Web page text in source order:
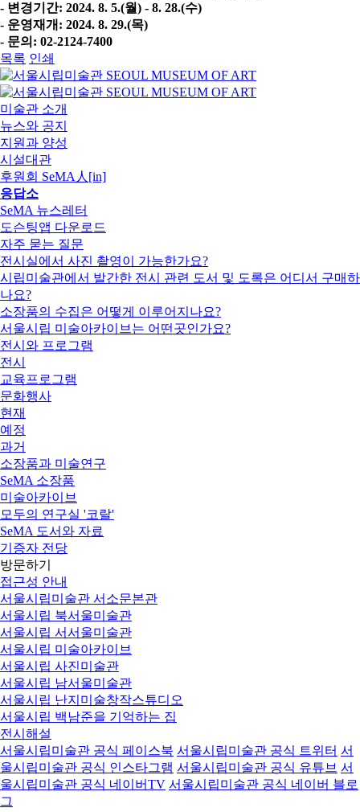
- 변경기간: 2024. 8. 5.(월) - 8. 28.(수)
- 운영재개: 2024. 8. 29.(목)
- 문의: 02-2124-7400
목록 인쇄
미술관 소개
뉴스와 공지
지원과 양성
시설대관
후원회 SeMA人[in]
응답소
SeMA 뉴스레터
도슨팅앱 다운로드
자주 묻는 질문
전시실에서 사진 촬영이 가능한가요?
시립미술관에서 발간한 전시 관련 도서 및 도록은 어디서 구매하
나요?
소장품의 수집은 어떻게 이루어지나요?
서울시립 미술아카이브는 어떤곳인가요?
전시와 프로그램
전시
교육프로그램
문화행사
현재
예정
과거
소장품과 미술연구
SeMA 소장품
미술아카이브
모두의 연구실 '코랄'
SeMA 도서와 자료
기증자 전당
방문하기
접근성 안내
서울시립미술관 서소문본관
서울시립 북서울미술관
서울시립 서서울미술관
서울시립 미술아카이브
서울시립 사진미술관
서울시립 남서울미술관
서울시립 난지미술창작스튜디오
서울시립 백남준을 기억하는 집
전시해설
서울시립미술관 공식 페이스북 서울시립미술관 공식 트위터 서
울시립미술관 공식 인스타그램 서울시립미술관 공식 유튜브 서
울시립미술관 공식 네이버TV 서울시립미술관 공식 네이버 블로
그